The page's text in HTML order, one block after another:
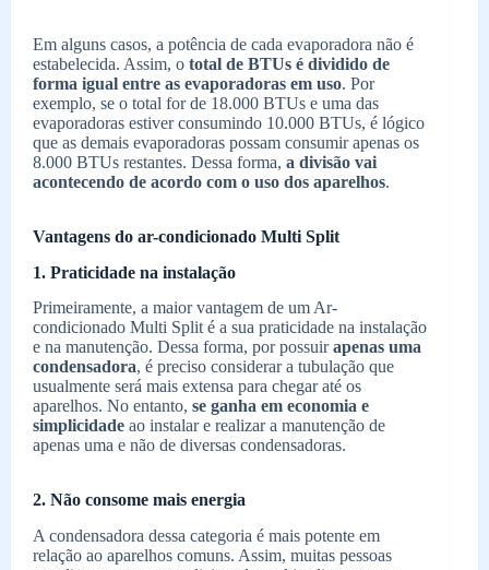
Em alguns casos, a potência de cada evaporadora não é
estabelecida. Assim, o total de BTUs é dividido de
forma igual entre as evaporadoras em uso. Por
exemplo, se o total for de 18.000 BTUs e uma das
evaporadoras estiver consumindo 10.000 BTUs, é lógico
que as demais evaporadoras possam consumir apenas os
8.000 BTUs restantes. Dessa forma, a divisão vai
acontecendo de acordo com o uso dos aparelhos.
Vantagens do ar-condicionado Multi Split
1. Praticidade na instalação
Primeiramente, a maior vantagem de um Ar-
condicionado Multi Split é a sua praticidade na instalação
e na manutenção. Dessa forma, por possuirapenas uma
condensadora, é preciso considerar a tubulação que
usualmente será mais extensa para chegar até os
aparelhos. No entanto, se ganha em economia e
simplicidade ao instalar e realizar a manutenção de
apenas uma e não de diversas condensadoras.
2. Não consome mais energia
A condensadora dessa categoria é mais potente em
relação ao aparelhos comuns. Assim, muitas pessoas